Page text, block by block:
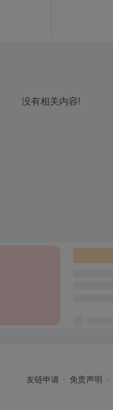
没有相关内容!
友链申请 免责声明